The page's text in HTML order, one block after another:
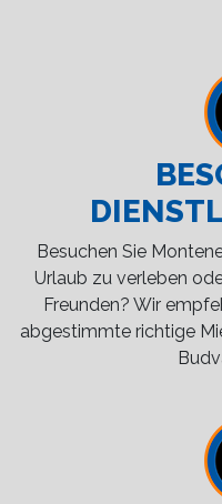
Besuchen Sie
Urlaub zu verleben
Freunden? Wir
abgestimmte richtige